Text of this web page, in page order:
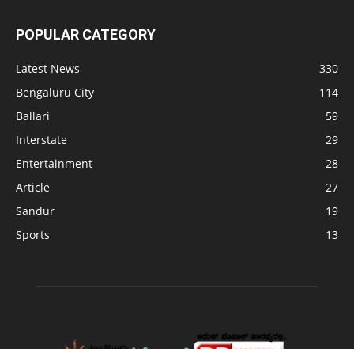
POPULAR CATEGORY
Latest News
330
Bengaluru City
114
Ballari
59
Interstate
29
Entertainment
28
Article
27
Sandur
19
Sports
13